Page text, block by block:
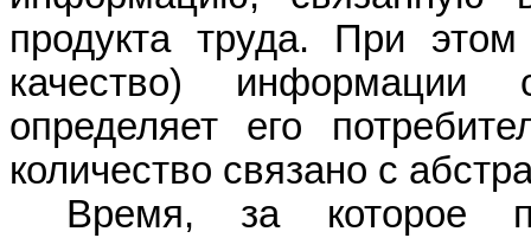
продукта труда. При
качество) информации
определяет его
количество связано с
Время, за которое